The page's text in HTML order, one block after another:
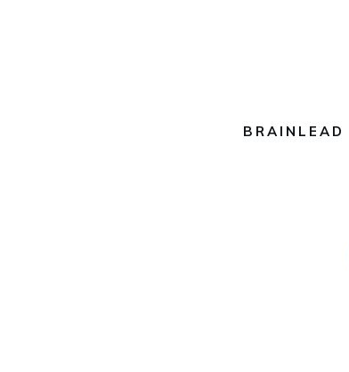
BRAINLEAD